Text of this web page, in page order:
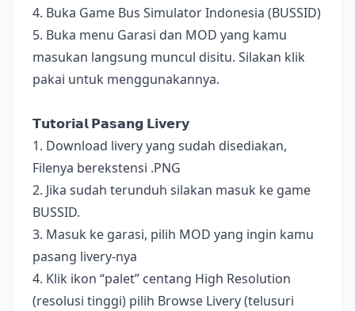
4. Buka Game Bus Simulator Indonesia (BUSSID)
5. Buka menu Garasi dan MOD yang kamu
masukan langsung muncul disitu. Silakan klik
pakai untuk menggunakannya.
𝗧𝘂𝘁𝗼𝗿𝗶𝗮𝗹 𝗣𝗮𝘀𝗮𝗻𝗴 𝗟𝗶𝘃𝗲𝗿𝘆
1. Download livery yang sudah disediakan,
Filenya berekstensi .PNG
2. Jika sudah terunduh silakan masuk ke game
BUSSID.
3. Masuk ke garasi, pilih MOD yang ingin kamu
pasang livery-nya
4. Klik ikon “palet” centang High Resolution
(resolusi tinggi) pilih Browse Livery (telusuri